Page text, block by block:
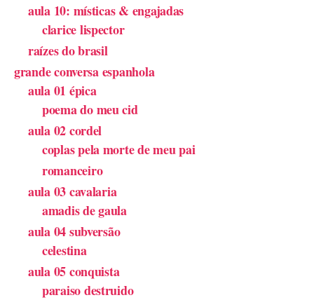
aula 10: místicas & engajadas
clarice lispector
raízes do brasil
grande conversa espanhola
aula 01 épica
poema do meu cid
aula 02 cordel
coplas pela morte de meu pai
romanceiro
aula 03 cavalaria
amadis de gaula
aula 04 subversão
celestina
aula 05 conquista
paraiso destruido